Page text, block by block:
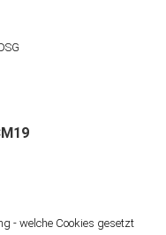
- welche Cookies gesetzt